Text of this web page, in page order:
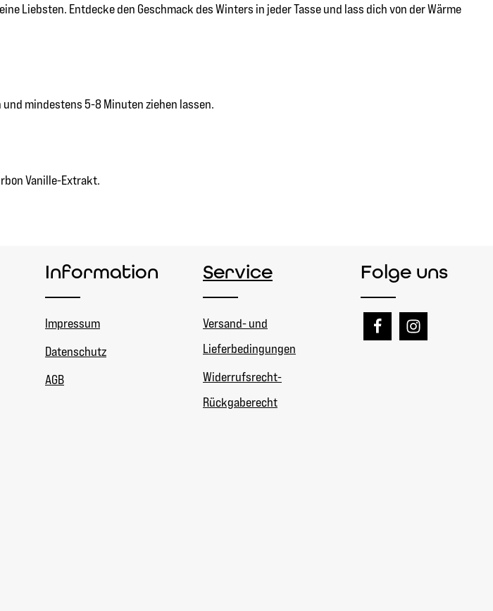
Liebsten. Entdecke den Geschmack des Winters in jeder Tasse und lass dich von der Wärme
und mindestens 5-8 Minuten ziehen lassen.
Vanille-Extrakt.
Information
Impressum
Datenschutz
AGB
Service
Versand- und
Lieferbedingungen
Widerrufsrecht-
Rückgaberecht
Folge uns